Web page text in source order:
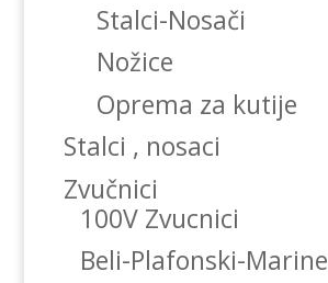
Stalci-Nosači
Nožice
Oprema za kutije
Stalci , nosaci
Zvučnici
100V Zvucnici
Beli-Plafonski-Marine